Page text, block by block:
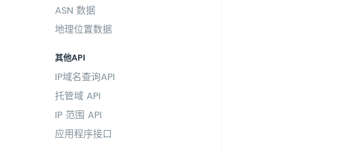
ASN 数据
地理位置数据
其他API
IP域名查询API
托管域 API
IP 范围 API
应用程序接口